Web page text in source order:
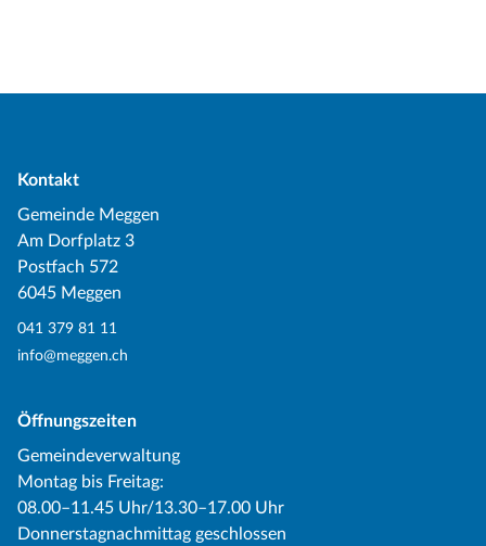
Kontakt
Gemeinde Meggen
Am Dorfplatz 3
Postfach 572
6045 Meggen
041 379 81 11
info@meggen.ch
Öffnungszeiten
Gemeindeverwaltung
Montag bis Freitag:
08.00–11.45 Uhr/13.30–17.00 Uhr
Donnerstagnachmittag geschlossen